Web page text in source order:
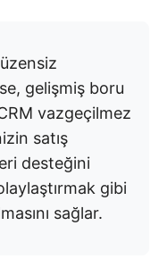
gelişmiş boru
vazgeçilmez
satış
desteğini
gibi
sağlar.